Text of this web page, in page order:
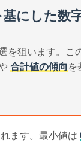
にした数
狙います。
合計値の傾向 を
ます。最小値は